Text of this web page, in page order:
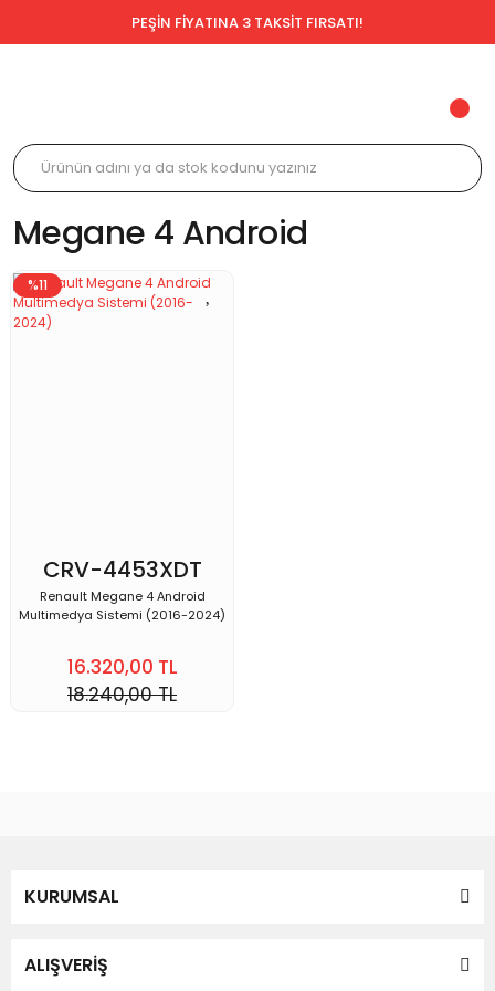
PEŞİN FİYATINA 3 TAKSİT FIRSATI!
Megane 4 Android
%11
CRV-4453XDT
Renault Megane 4 Android
Multimedya Sistemi (2016-2024)
16.320,00 TL
18.240,00 TL
KURUMSAL
ALIŞVERİŞ